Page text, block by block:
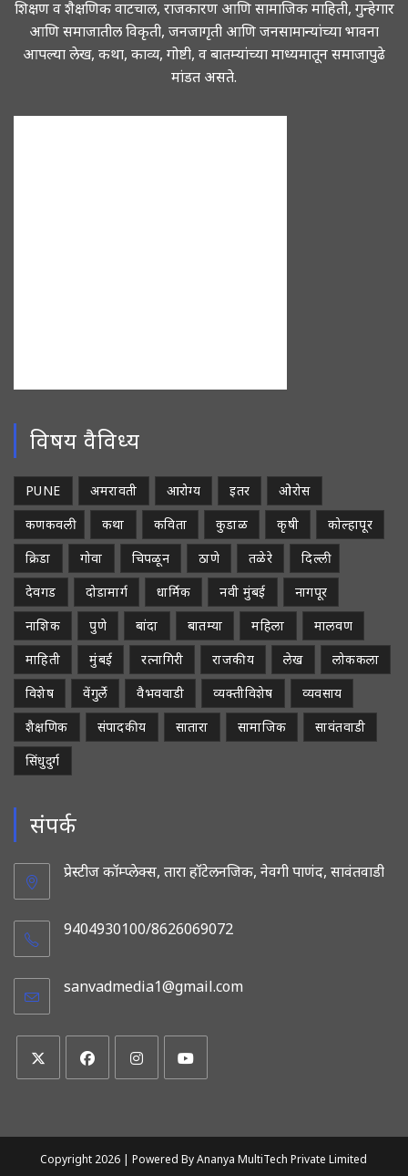
शिक्षण व शैक्षणिक वाटचाल, राजकारण आणि सामाजिक माहिती, गुन्हेगार
आणि समाजातील विकृती, जनजागृती आणि जनसामान्यांच्या भावना
आपल्या लेख, कथा, काव्य, गोष्टी, व बातम्यांच्या माध्यमातून समाजापुढे
मांडत असते.
विषय वैविध्य
PUNE अमरावती आरोग्य इतर
ओरोस
कणकवली
कथा कविता कुडाळ कृषी
कोल्हापूर
क्रिडा
गोवा चिपळून ठाणे तळेरे
दिल्ली
देवगड
दोडामार्ग धार्मिक नवी मुंबई
नागपूर
नाशिक
पुणे बांदा बातम्या महिला
मालवण
माहिती
मुंबई रत्नागिरी राजकीय लेख
लोककला
विशेष
वेंगुर्ले वैभववाडी व्यक्तीविशेष
व्यवसाय
शैक्षणिक
संपादकीय सातारा सामाजिक
सावंतवाडी
सिंधुदुर्ग
संपर्क
प्रेस्टीज कॉम्प्लेक्स, तारा हॉटेलनजिक, नेवगी पाणंद, सावंतवाडी
9404930100/8626069072
sanvadmedia1@gmail.com
tab
tab
tab
Copyright 2026 |Powered By Ananya MultiTech Private Limited